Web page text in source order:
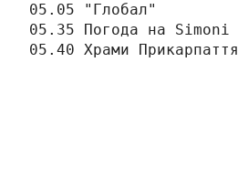
05.05 "Глобал"
05.35 Погода на Simonі
05.40 Храми Прикарпаття